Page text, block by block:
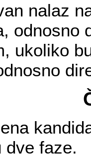
nalaz
odnosno
ukoliko
dve faze.